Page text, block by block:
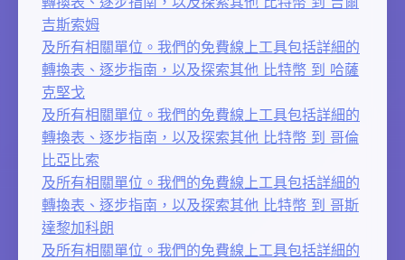
吉斯索姆
及所有相關單位。我們的免費線上工具包括詳細的
轉換表、逐步指南，以及探索其他 比特幣 到 哈薩
克堅戈
及所有相關單位。我們的免費線上工具包括詳細的
轉換表、逐步指南，以及探索其他 比特幣 到 哥倫
比亞比索
及所有相關單位。我們的免費線上工具包括詳細的
轉換表、逐步指南，以及探索其他 比特幣 到 哥斯
達黎加科朗
及所有相關單位。我們的免費線上工具包括詳細的